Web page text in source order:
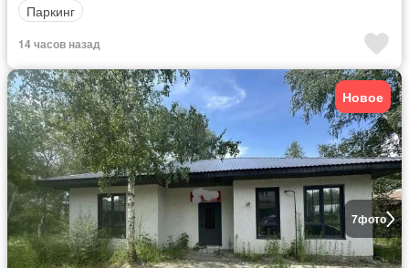
Паркинг
14 часов назад
7фото
Новое